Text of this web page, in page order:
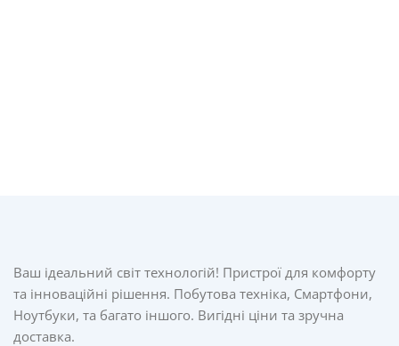
Ваш ідеальний світ технологій! Пристрої для комфорту
та інноваційні рішення. Побутова техніка, Смартфони,
Ноутбуки, та багато іншого. Вигідні ціни та зручна
доставка.